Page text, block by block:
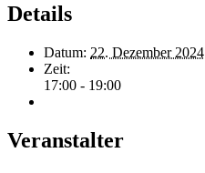
Details
Datum: 22. Dezember 2024
Zeit:
17:00 - 19:00
Veranstalter